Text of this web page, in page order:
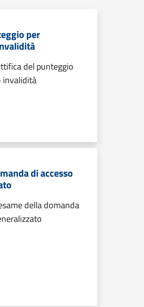
per
del punteggio
invalidità
di accesso
della domanda